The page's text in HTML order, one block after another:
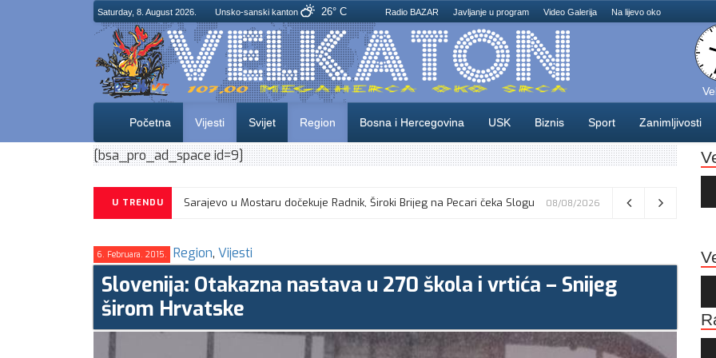
Saturday, 8. August 2026. Unsko-sanski kanton 26° C Radio BAZAR Javljanje u program Video Galerija Na lijevo oko
Početna Vijesti Svijet Region Bosna i Hercegovina USK Biznis Sport Zanimljivosti
[bsa_pro_ad_space id=9]
U TRENDU Jemen pozdravio stav Saveta bezbednosti UN kao “pravi put ka bezbednosti” 08/08/2026
6. Februara. 2015. Region, Vijesti
Slovenija: Otakazna nastava u 270 škola i vrtića – Snijeg
širom Hrvatske